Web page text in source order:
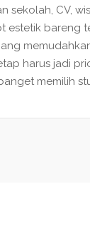
sekolah, CV,
estetik bareng
harus jadi
memilih